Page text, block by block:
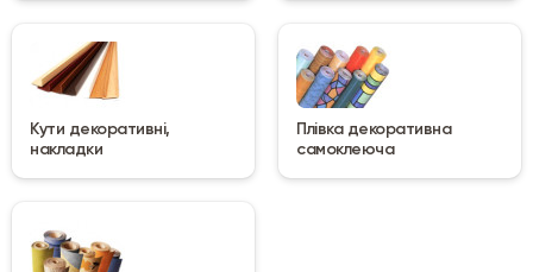
Кути декоративні,
накладки
Плівка декоративна
самоклеюча